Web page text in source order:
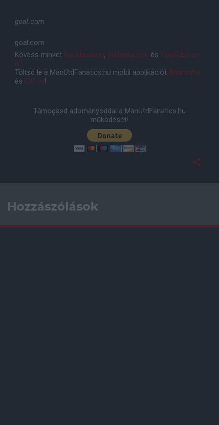
goal.com
goal.com
Kövess minket Facebookon, Instagramon és YouTube-on
is!
Töltsd le a ManUtdFanatics.hu mobil applikációt Androidra
és iOS-re!
Támogasd adományoddal a ManUtdFanatics.hu
működését!
Hozzászólások